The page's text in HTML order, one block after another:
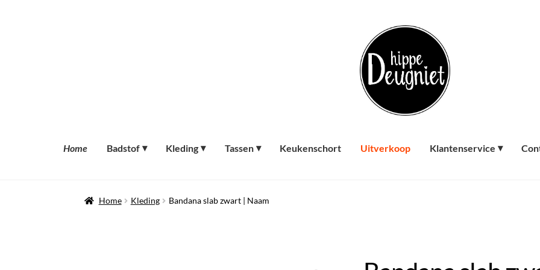
Home Badstof Kleding Tassen Keukenschort Uitverkoop Klantenservice
Home Kleding Bandana slab zwart | Naam